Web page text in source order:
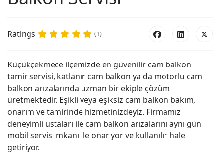
Ratings (1)
Küçükçekmece ilçemizde en güvenilir cam balkon
tamir servisi, katlanır cam balkon ya da motorlu cam
balkon arızalarında uzman bir ekiple çözüm
üretmektedir. Eşikli veya eşiksiz cam balkon bakım,
onarım ve tamirinde hizmetinizdeyiz. Firmamız
deneyimli ustaları ile cam balkon arızalarını aynı gün
mobil servis imkanı ile onarıyor ve kullanılır hale
getiriyor.